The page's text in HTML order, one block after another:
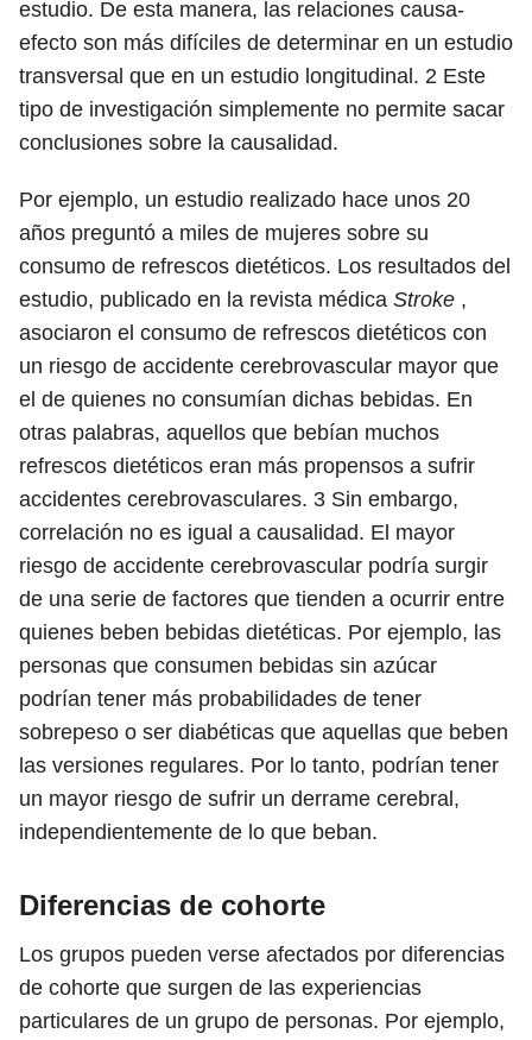
estudio. De esta manera, las relaciones causa-
efecto son más difíciles de determinar en un estudio
transversal que en un estudio longitudinal. 2 Este
tipo de investigación simplemente no permite sacar
conclusiones sobre la causalidad.
Por ejemplo, un estudio realizado hace unos 20
años preguntó a miles de mujeres sobre su
consumo de refrescos dietéticos. Los resultados del
estudio, publicado en la revista médica Stroke ,
asociaron el consumo de refrescos dietéticos con
un riesgo de accidente cerebrovascular mayor que
el de quienes no consumían dichas bebidas. En
otras palabras, aquellos que bebían muchos
refrescos dietéticos eran más propensos a sufrir
accidentes cerebrovasculares. 3 Sin embargo,
correlación no es igual a causalidad. El mayor
riesgo de accidente cerebrovascular podría surgir
de una serie de factores que tienden a ocurrir entre
quienes beben bebidas dietéticas. Por ejemplo, las
personas que consumen bebidas sin azúcar
podrían tener más probabilidades de tener
sobrepeso o ser diabéticas que aquellas que beben
las versiones regulares. Por lo tanto, podrían tener
un mayor riesgo de sufrir un derrame cerebral,
independientemente de lo que beban.
Diferencias de cohorte
Los grupos pueden verse afectados por diferencias
de cohorte que surgen de las experiencias
particulares de un grupo de personas. Por ejemplo,